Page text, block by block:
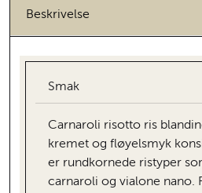
Beskrivelse
Smak
Carnaroli risotto ris
kremet og fløyelsmyk
er rundkornede ristyper
carnaroli og vialone nano.